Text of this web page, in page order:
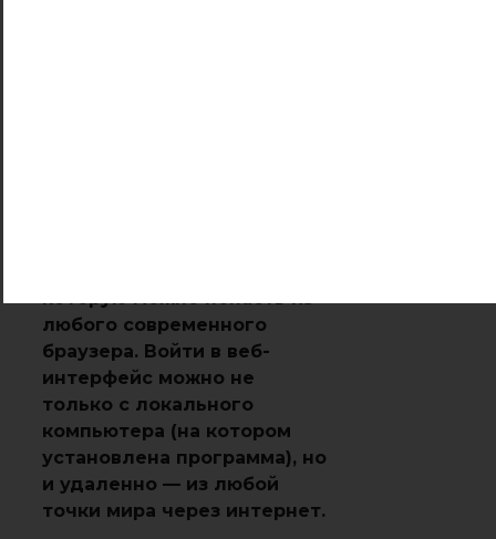
любого современного
браузера. Войти в веб-
интерфейс можно не
только с локального
компьютера (на котором
установлена программа), но
и удаленно — из любой
точки мира через интернет.